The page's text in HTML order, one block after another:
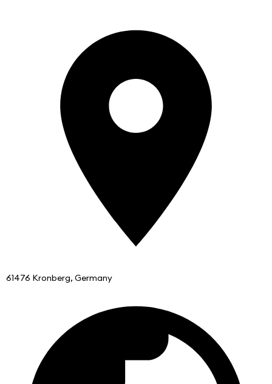
61476 Kronberg, Germany